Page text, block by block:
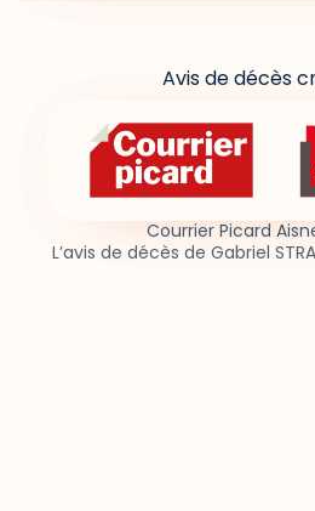
Avis de décès
Courrier Picard
L’avis de décès de Gabriel